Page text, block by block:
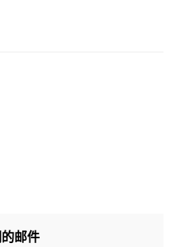
邮件